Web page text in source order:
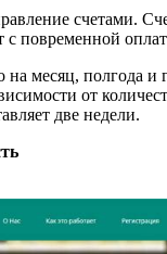
счетами.
повременной
месяц, полгода и
от
две недели.